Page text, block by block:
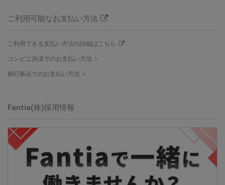
ご利用可能なお支払い方法
ご利用できる支払い方法の詳細はこちら
コンビニ決済でのお支払い方法
銀行振込でのお支払い方法
Fantia(株)採用情報